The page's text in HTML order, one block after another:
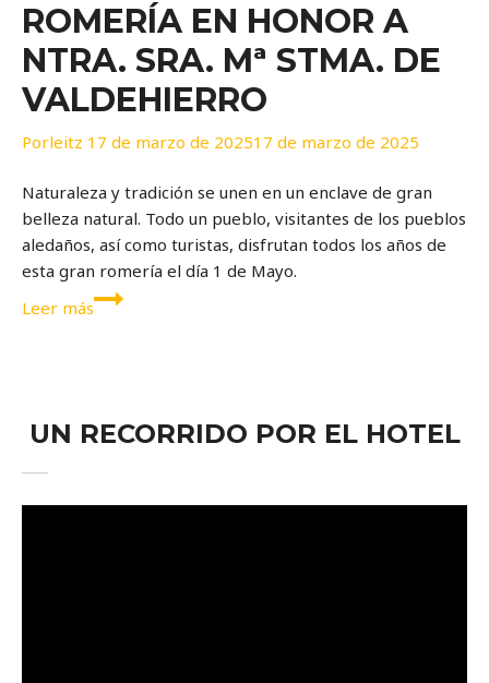
ROMERÍA EN HONOR A
NTRA. SRA. Mª STMA. DE
VALDEHIERRO
Porleitz 17 de marzo de 202517 de marzo de 2025
Naturaleza y tradición se unen en un enclave de gran
belleza natural. Todo un pueblo, visitantes de los pueblos
aledaños, así como turistas, disfrutan todos los años de
esta gran romería el día 1 de Mayo.
Leer más
Romería
Sra.
de
UN RECORRIDO POR EL HOTEL